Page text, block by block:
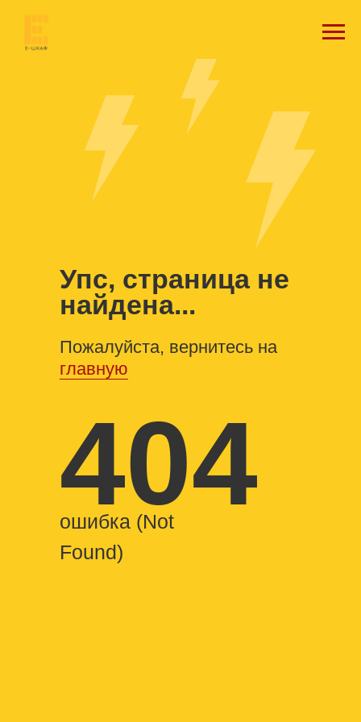
Упс, страница не
найдена...
Пожалуйста, вернитесь на
главную
404
ошибка (Not
Found)